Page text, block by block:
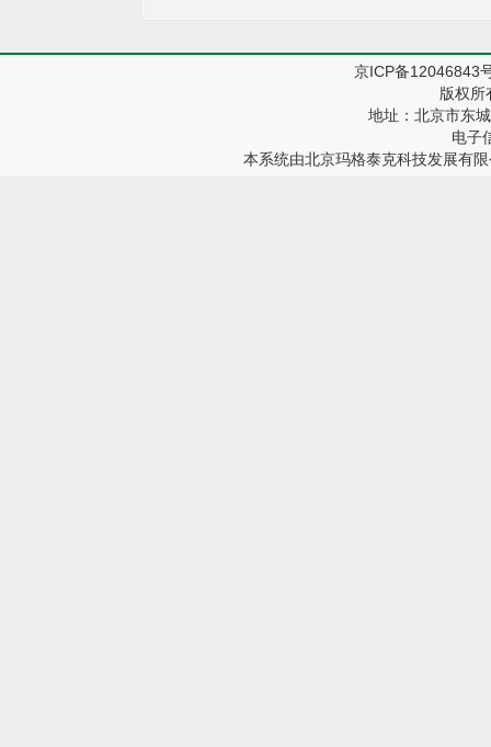
京ICP备12046843
版权所
地址：北京市东
电子
本系统由北京玛格泰克科技发展有